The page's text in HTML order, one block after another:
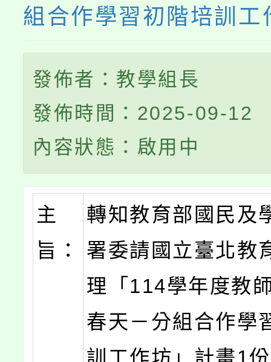
組合作學習初階培訓工
發佈者：教學組長
發佈時間：2025-09-12
內容狀態：啟用中
主
旨：
轉知教育部國民及
署委請國立臺北教
理「114學年度教
春天－分組合作學
訓工作坊」計畫1